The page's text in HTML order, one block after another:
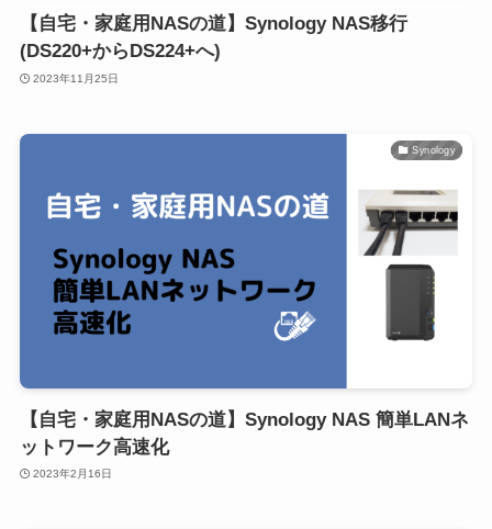
【自宅・家庭用NASの道】Synology NAS移行
(DS220+からDS224+へ)
2023年11月25日
Synology
【自宅・家庭用NASの道】Synology NAS 簡単LANネ
ットワーク高速化
2023年2月16日